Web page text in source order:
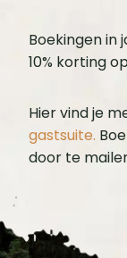
Boekingen in
10% korting
Hier vind je
gastsuite.
door te